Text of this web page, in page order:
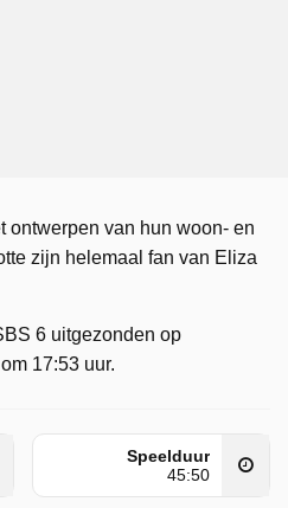
ontwerpen van hun woon- en
zijn helemaal fan van Eliza
6 uitgezonden op
17:53 uur.
Speelduur
45:50